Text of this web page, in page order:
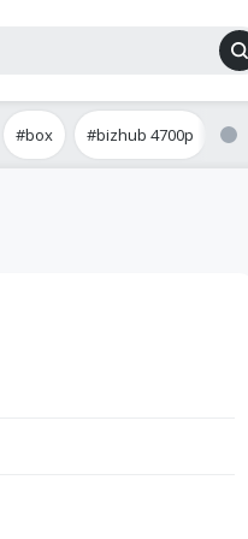
#box #bizhub 4700p